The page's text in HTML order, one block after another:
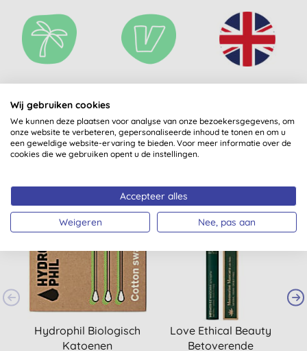
PALMOLIEVRIJ VEGAN
GEPRODUCEERD IN
STAPELKORTING
Hydrophil Biologisch
Katoenen
Love Ethical Beauty
Betoverende
Wij gebruiken cookies
We kunnen deze plaatsen voor analyse van onze bezoekersgegevens, om
onze website te verbeteren, gepersonaliseerde inhoud te tonen en om u
een geweldige website-ervaring te bieden. Voor meer informatie over de
cookies die we gebruiken opent u de instellingen.
Accepteer alles
Weigeren Nee, pas aan